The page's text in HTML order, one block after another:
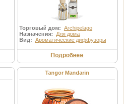
Торговый дом: Archipelago
Назначения: Для дома
Вид: Ароматические диффузоры
Подробнее
Tangor Mandarin